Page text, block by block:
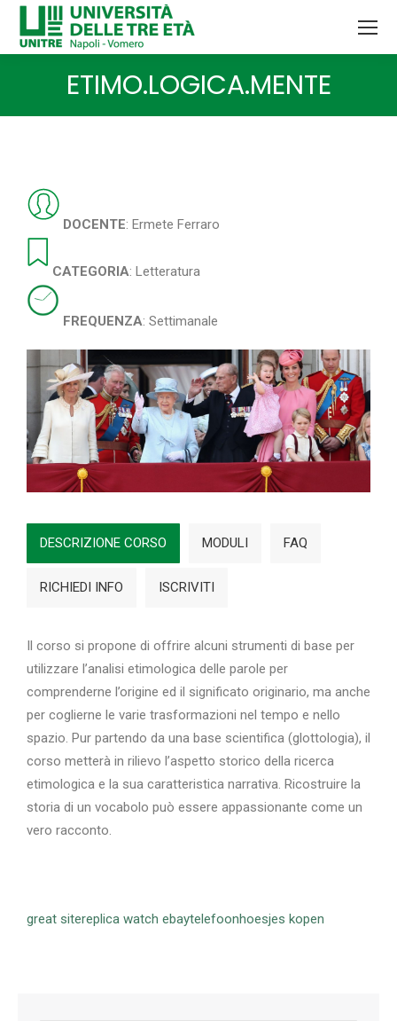
ETIMO.LOGICA.MENTE
Tu sei qui:
DOCENTE: Ermete Ferraro
CATEGORIA: Letteratura
FREQUENZA: Settimanale
DESCRIZIONE CORSO MODULI FAQ
RICHIEDI INFO ISCRIVITI
Il corso si propone di offrire alcuni strumenti di base per
utilizzare l’analisi etimologica delle parole per
comprenderne l’origine ed il significato originario, ma anche
per coglierne le varie trasformazioni nel tempo e nello
spazio. Pur partendo da una base scientifica (glottologia), il
corso metterà in rilievo l’aspetto storico della ricerca
etimologica e la sua caratteristica narrativa. Ricostruire la
storia di un vocabolo può essere appassionante come un
vero racconto.
great sitereplica watch ebaytelefoonhoesjes kopen